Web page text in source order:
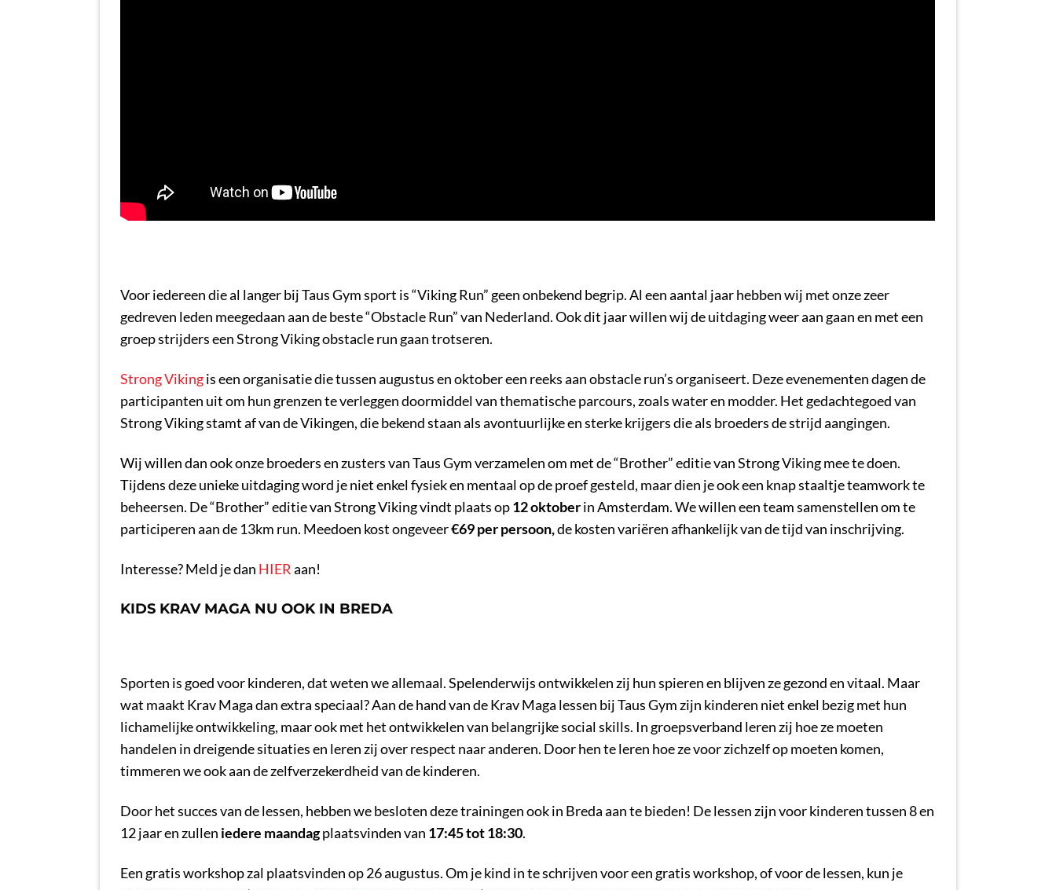
Voor iedereen die al langer bij Taus Gym sport is “Viking Run” geen onbekend begrip. Al een aantal jaar hebben wij met onze zeer
gedreven leden meegedaan aan de beste “Obstacle Run” van Nederland. Ook dit jaar willen wij de uitdaging weer aan gaan en met een
groep strijders een Strong Viking obstacle run gaan trotseren.
Strong Vikingis een organisatie die tussen augustus en oktober een reeks aan obstacle run’s organiseert. Deze evenementen dagen de
participanten uit om hun grenzen te verleggen doormiddel van thematische parcours, zoals water en modder. Het gedachtegoed van
Strong Viking stamt af van de Vikingen, die bekend staan als avontuurlijke en sterke krijgers die als broeders de strijd aangingen.
Wij willen dan ook onze broeders en zusters van Taus Gym verzamelen om met de “Brother” editie van Strong Viking mee te doen.
Tijdens deze unieke uitdaging word je niet enkel fysiek en mentaal op de proef gesteld, maar dien je ook een knap staaltje teamwork te
beheersen. De “Brother” editie van Strong Viking vindt plaats op12 oktoberin Amsterdam. We willen een team samenstellen om te
participeren aan de 13km run. Meedoen kost ongeveer€69 per persoon,de kosten variëren afhankelijk van de tijd van inschrijving.
Interesse? Meld je dan HIERaan!
KIDS KRAV MAGA NU OOK IN BREDA
Sporten is goed voor kinderen, dat weten we allemaal. Spelenderwijs ontwikkelen zij hun spieren en blijven ze gezond en vitaal. Maar
wat maakt Krav Maga dan extra speciaal? Aan de hand van de Krav Maga lessen bij Taus Gym zijn kinderen niet enkel bezig met hun
lichamelijke ontwikkeling, maar ook met het ontwikkelen van belangrijke social skills. In groepsverband leren zij hoe ze moeten
handelen in dreigende situaties en leren zij over respect naar anderen. Door hen te leren hoe ze voor zichzelf op moeten komen,
timmeren we ook aan de zelfverzekerdheid van de kinderen.
Door het succes van de lessen, hebben we besloten deze trainingen ook in Breda aan te bieden! De lessen zijn voor kinderen tussen 8 en
12 jaar en zullen iedere maandagplaatsvinden van 17:45 tot 18:30.
Een gratis workshop zal plaatsvinden op 26 augustus. Om je kind in te schrijven voor een gratis workshop, of voor de lessen, kun je